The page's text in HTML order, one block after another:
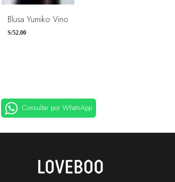
Blusa Yumiko Vino
S/52.00
XS S
M
L
Consultar por WhatsApp